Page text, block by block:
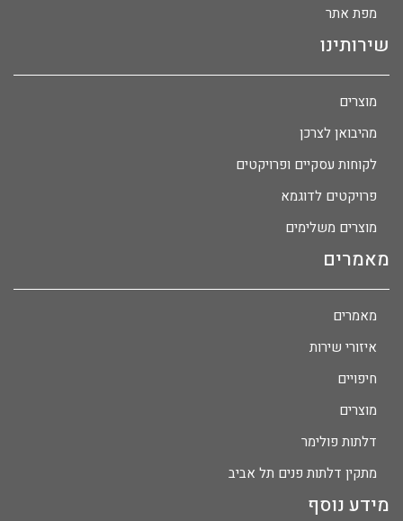
מפת אתר
שירותינו
מוצרים
מהיבואן לצרכן
לקוחות עסקיים ופרויקטים
פרויקטים לדוגמא
מוצרים משלימים
מאמרים
מאמרים
איזורי שירות
חיפויים
מוצרים
דלתות פולימר
מתקין דלתות פנים תל אביב
מידע נוסף